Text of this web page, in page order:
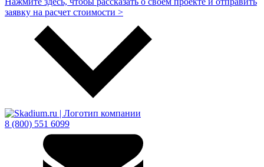
заявку на расчет стоимости >
8 (800) 551 6099